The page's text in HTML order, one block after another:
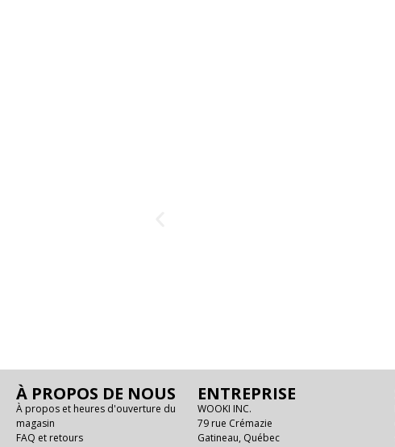
À PROPOS DE NOUS
À propos et heures d'ouverture du
magasin
FAQ et retours
ENTREPRISE
WOOKI INC.
79 rue Crémazie
Gatineau, Québec